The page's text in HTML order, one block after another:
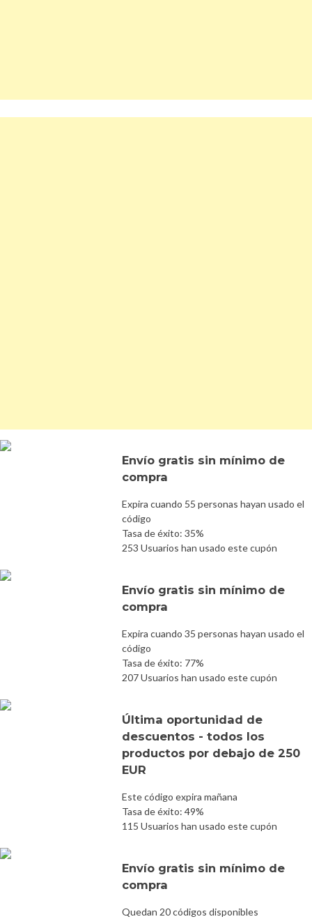
Envío gratis sin mínimo de
compra
Expira cuando 55 personas hayan usado el
código
Tasa de éxito: 35%
253 Usuarios han usado este cupón
Envío gratis sin mínimo de
compra
Expira cuando 35 personas hayan usado el
código
Tasa de éxito: 77%
207 Usuarios han usado este cupón
Última oportunidad de
descuentos - todos los
productos por debajo de 250
EUR
Este código expira mañana
Tasa de éxito: 49%
115 Usuarios han usado este cupón
Envío gratis sin mínimo de
compra
Quedan 20 códigos disponibles